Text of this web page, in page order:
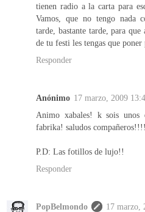
tienen radio a la carta para
Vamos, que no tengo nada
tarde, bastante tarde, para
de tu festi les tengas que poner
Responder
Anónimo 17 marzo, 2009
Animo xabales! k sois
fabrika! saludos
P.D: Las fotillos de lujo!!
Responder
PopBelmondo
17 marzo,